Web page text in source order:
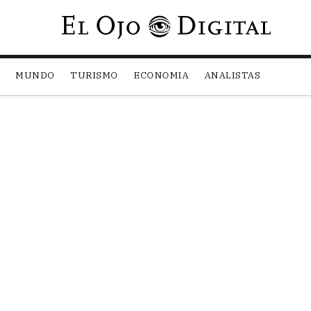
Pasar al contenido principal
MUNDO TURISMO ECONOMIA ANALISTAS